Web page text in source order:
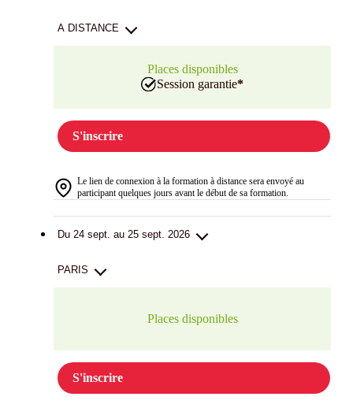
A DISTANCE
Places disponibles
Session garantie*
S'inscrire
Le lien de connexion à la formation à distance sera envoyé au
participant quelques jours avant le début de sa formation.
Du 24 sept. au 25 sept. 2026
PARIS
Places disponibles
S'inscrire